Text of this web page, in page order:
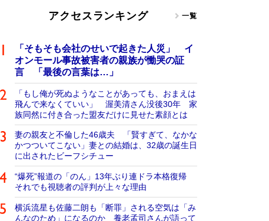
アクセスランキング 一覧
「そもそも会社のせいで起きた人災」 イ
オンモール事故被害者の親族が慟哭の証
言 「最後の言葉は…」
「もし俺が死ぬようなことがあっても、おまえは
飛んで来なくていい」 渥美清さん没後30年 家
族同然に付き合った盟友だけに見せた素顔とは
妻の親友と不倫した46歳夫 「賢すぎて、なかな
かつついてこない」妻との結婚は、32歳の誕生日
に出されたビーフシチュー
“爆死”報道の「のん」13年ぶり連ドラ本格復帰
それでも視聴者の評判が上々な理由
横浜流星も佐藤二朗も「断罪」される空気は「み
んなのため」になるのか 養老孟司さんが語って